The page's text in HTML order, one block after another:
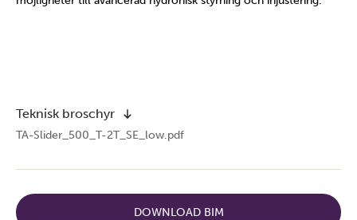
Teknisk broschyr
TA-Slider_500_T-2T_SE_low.pdf
DOWNLOAD BIM